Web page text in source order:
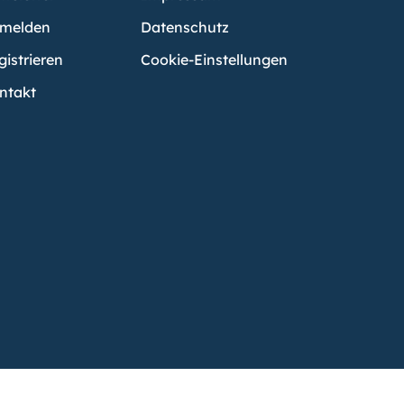
Datenschutz
Cookie-Einstellungen